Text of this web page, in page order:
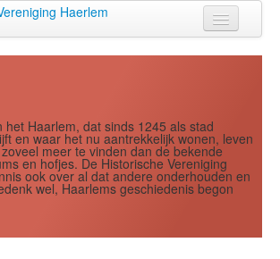
het Haarlem, dat sinds 1245 als stad
en waar het nu aantrekkelijk wonen, leven
meer te vinden dan de bekende
en hofjes. De Historische Vereniging
ook over al dat andere onderhouden en
wel, Haarlems geschiedenis begon
Jaar
Maand